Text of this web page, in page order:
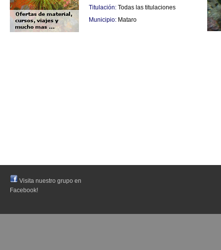
Titulación: Todas las titulaciones
Municipio: Mataro
Visita nuestro grupo en
Facebook!